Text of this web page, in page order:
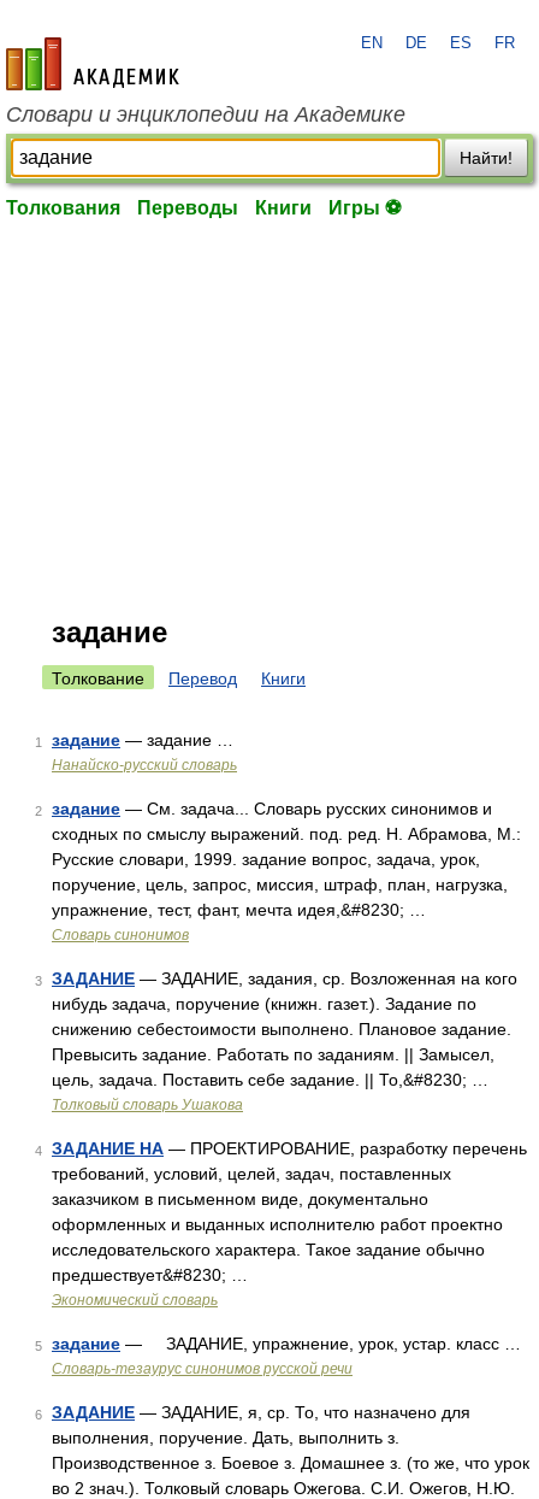
academic.ru
EN DE ES FR
Словари и энциклопедии на Академике
Найти!
Толкования Переводы Книги Игры ⚽
задание
Толкование Перевод Книги
1 задание — задание …
Нанайско-русский словарь
2 задание — См. задача... Словарь русских синонимов и
сходных по смыслу выражений. под. ред. Н. Абрамова, М.:
Русские словари, 1999. задание вопрос, задача, урок,
поручение, цель, запрос, миссия, штраф, план, нагрузка,
упражнение, тест, фант, мечта идея,&#8230; …
Словарь синонимов
3 ЗАДАНИЕ — ЗАДАНИЕ, задания, ср. Возложенная на кого
нибудь задача, поручение (книжн. газет.). Задание по
снижению себестоимости выполнено. Плановое задание.
Превысить задание. Работать по заданиям. || Замысел,
цель, задача. Поставить себе задание. || То,&#8230; …
Толковый словарь Ушакова
4 ЗАДАНИЕ НА — ПРОЕКТИРОВАНИЕ, разработку перечень
требований, условий, целей, задач, поставленных
заказчиком в письменном виде, документально
оформленных и выданных исполнителю работ проектно
исследовательского характера. Такое задание обычно
предшествует&#8230; …
Экономический словарь
5 задание — ЗАДАНИЕ, упражнение, урок, устар. класс …
Словарь-тезаурус синонимов русской речи
6 ЗАДАНИЕ — ЗАДАНИЕ, я, ср. То, что назначено для
выполнения, поручение. Дать, выполнить з.
Производственное з. Боевое з. Домашнее з. (то же, что урок
во 2 знач.). Толковый словарь Ожегова. С.И. Ожегов, Н.Ю.